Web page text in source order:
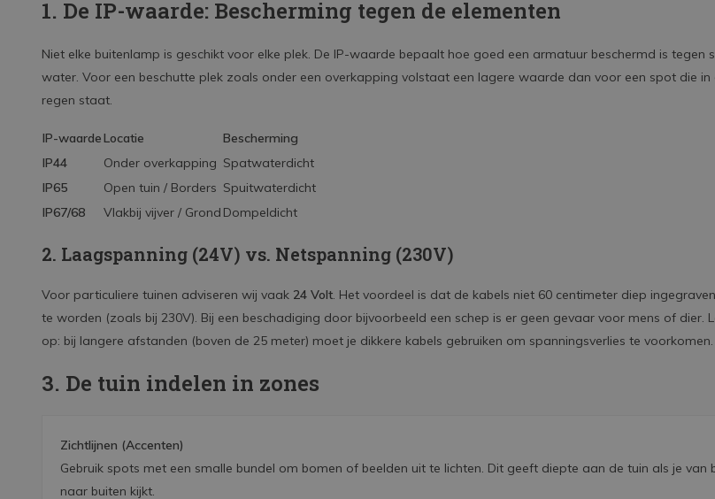
1. De IP-waarde: Bescherming tegen de elementen
Niet elke buitenlamp is geschikt voor elke plek. De IP-waarde bepaalt hoe goed een armatuur beschermd is tegen
water. Voor een beschutte plek zoals onder een overkapping volstaat een lagere waarde dan voor een spot die in
regen staat.
IP-waardeLocatie
Bescherming
IP44
Onder overkapping Spatwaterdicht
IP65
Open tuin / Borders Spuitwaterdicht
IP67/68
Vlakbij vijver / Grond Dompeldicht
2. Laagspanning (24V) vs. Netspanning (230V)
Voor particuliere tuinen adviseren wij vaak 24 Volt. Het voordeel is dat de kabels niet 60 centimeter diep
te worden (zoals bij 230V). Bij een beschadiging door bijvoorbeeld een schep is er geen gevaar voor mens of dier.
op: bij langere afstanden (boven de 25 meter) moet je dikkere kabels gebruiken om spanningsverlies te voorkomen.
3. De tuin indelen in zones
Zichtlijnen (Accenten)
Gebruik spots met een smalle bundel om bomen of beelden uit te lichten. Dit geeft diepte aan de tuin als je van
naar buiten kijkt.